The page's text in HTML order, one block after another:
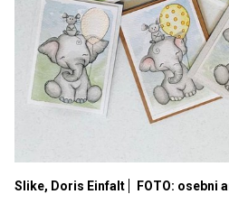
Slike, Doris Einfalt FOTO: osebni